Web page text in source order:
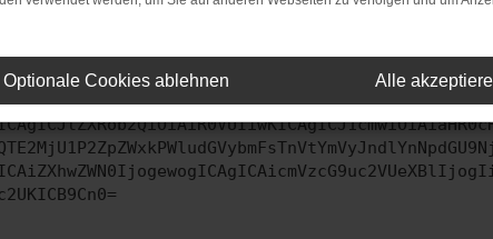
werden versuchen, das Problem zu beheben. Du kannst
Optionale Cookies ablehnen Alle